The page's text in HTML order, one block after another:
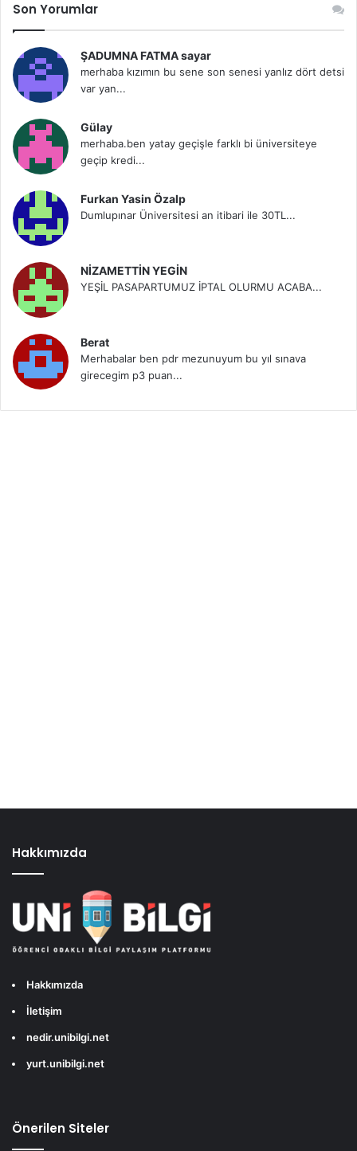
Son Yorumlar
ŞADUMNA FATMA sayar
merhaba kızımın bu sene son senesi yanlız dört detsi
var yan...
Gülay
merhaba.ben yatay geçişle farklı bi üniversiteye
geçip kredi...
Furkan Yasin Özalp
Dumlupınar Üniversitesi an itibari ile 30TL...
NİZAMETTİN YEGİN
YEŞİL PASAPARTUMUZ İPTAL OLURMU ACABA...
Berat
Merhabalar ben pdr mezunuyum bu yıl sınava
girecegim p3 puan...
Hakkımızda
Hakkımızda
İletişim
nedir.unibilgi.net
yurt.unibilgi.net
Önerilen Siteler